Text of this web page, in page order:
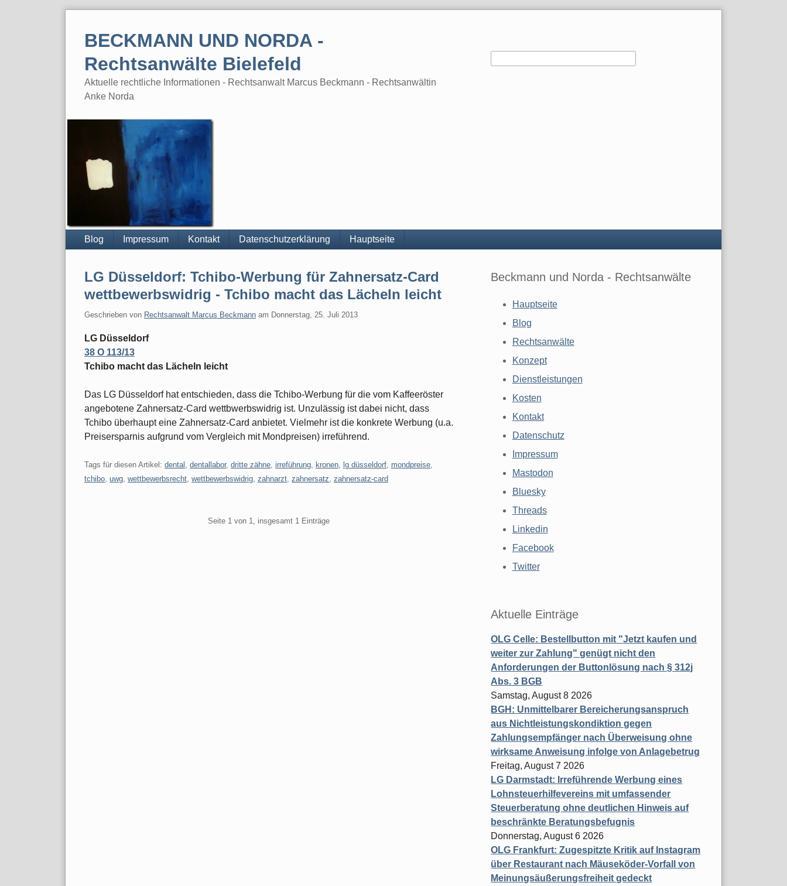
BECKMANN UND NORDA -
Rechtsanwälte Bielefeld
Aktuelle rechtliche Informationen - Rechtsanwalt Marcus Beckmann - Rechtsanwältin
Anke Norda
Blog Impressum Kontakt Datenschutzerklärung Hauptseite
LG Düsseldorf: Tchibo-Werbung für Zahnersatz-Card
wettbewerbswidrig - Tchibo macht das Lächeln leicht
Geschrieben von Rechtsanwalt Marcus Beckmann am Donnerstag, 25. Juli 2013
LG Düsseldorf
38 O 113/13
Tchibo macht das Lächeln leicht
Das LG Düsseldorf hat entschieden, dass die Tchibo-Werbung für die vom Kaffeeröster
angebotene Zahnersatz-Card wettbwerbswidrig ist. Unzulässig ist dabei nicht, dass
Tchibo überhaupt eine Zahnersatz-Card anbietet. Vielmehr ist die konkrete Werbung (u.a.
Preisersparnis aufgrund vom Vergleich mit Mondpreisen) irreführend.
Tags für diesen Artikel: dental dentallabor, dritte zähne irreführung kronen lg düsseldorf mondpreise
tchibo uwg wettbewerbsrecht wettbewerbswidrig zahnarzt zahnersatz zahnersatz-card
Seite 1 von 1, insgesamt 1 Einträge
Beckmann und Norda - Rechtsanwälte
Hauptseite
Blog
Rechtsanwälte
Konzept
Dienstleistungen
Kosten
Kontakt
Datenschutz
Impressum
Mastodon
Bluesky
Threads
Linkedin
Facebook
Twitter
Aktuelle Einträge
OLG Celle: Bestellbutton mit "Jetzt kaufen und
weiter zur Zahlung" genügt nicht den
Anforderungen der Buttonlösung nach § 312j
Abs. 3 BGB
Samstag, August 8 2026
BGH: Unmittelbarer Bereicherungsanspruch
aus Nichtleistungskondiktion gegen
Zahlungsempfänger nach Überweisung ohne
wirksame Anweisung infolge von Anlagebetrug
Freitag, August 7 2026
LG Darmstadt: Irreführende Werbung eines
Lohnsteuerhilfevereins mit umfassender
Steuerberatung ohne deutlichen Hinweis auf
beschränkte Beratungsbefugnis
Donnerstag, August 6 2026
OLG Frankfurt: Zugespitzte Kritik auf Instagram
über Restaurant nach Mäuseköder-Vorfall von
Meinungsäußerungsfreiheit gedeckt